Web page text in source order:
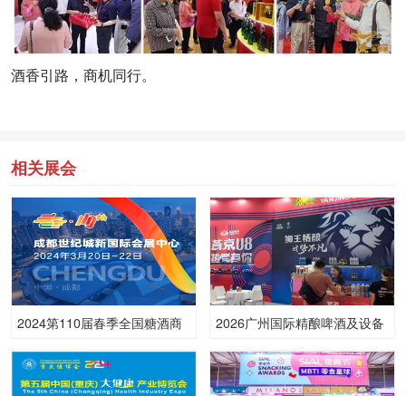
酒香引路，商机同行。
相关展会
2024第110届春季全国糖酒商
2026广州国际精酿啤酒及设备